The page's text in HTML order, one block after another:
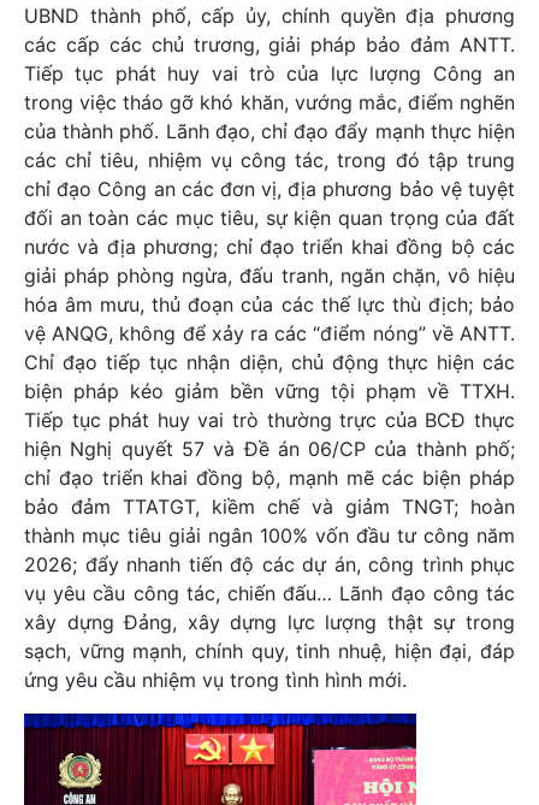
UBND thành phố, cấp ủy, chính quyền địa phương
các cấp các chủ trương, giải pháp bảo đảm ANTT.
Tiếp tục phát huy vai trò của lực lượng Công an
trong việc tháo gỡ khó khăn, vướng mắc, điểm nghẽn
của thành phố. Lãnh đạo, chỉ đạo đẩy mạnh thực hiện
các chỉ tiêu, nhiệm vụ công tác, trong đó tập trung
chỉ đạo Công an các đơn vị, địa phương bảo vệ tuyệt
đối an toàn các mục tiêu, sự kiện quan trọng của đất
nước và địa phương; chỉ đạo triển khai đồng bộ các
giải pháp phòng ngừa, đấu tranh, ngăn chặn, vô hiệu
hóa âm mưu, thủ đoạn của các thế lực thù địch; bảo
vệ ANQG, không để xảy ra các “điểm nóng” về ANTT.
Chỉ đạo tiếp tục nhận diện, chủ động thực hiện các
biện pháp kéo giảm bền vững tội phạm về TTXH.
Tiếp tục phát huy vai trò thường trực của BCĐ thực
hiện Nghị quyết 57 và Đề án 06/CP của thành phố;
chỉ đạo triển khai đồng bộ, mạnh mẽ các biện pháp
bảo đảm TTATGT, kiềm chế và giảm TNGT; hoàn
thành mục tiêu giải ngân 100% vốn đầu tư công năm
2026; đẩy nhanh tiến độ các dự án, công trình phục
vụ yêu cầu công tác, chiến đấu… Lãnh đạo công tác
xây dựng Đảng, xây dựng lực lượng thật sự trong
sạch, vững mạnh, chính quy, tinh nhuệ, hiện đại, đáp
ứng yêu cầu nhiệm vụ trong tình hình mới.